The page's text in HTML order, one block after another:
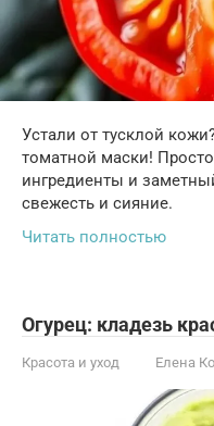
Устали от тусклой
томатной маски!
ингредиенты и
свежесть и сияние.
Читать полностью
Огурец: кладезь
Красота и уход Елена